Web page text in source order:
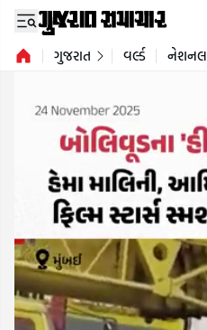
ગુજરાત વર્લ્ડ નેશનલ